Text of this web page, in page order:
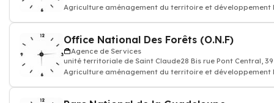
Agriculture aménagement du territoire et développement
Office National Des Forêts (O.N.F)
Agence de Services
unité territoriale de Saint Claude28 Bis rue Pont Central,
Agriculture aménagement du territoire et développement